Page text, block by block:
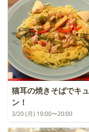
猫耳の焼きそばでキュ
ン！
3/20 (月) 19:00〜20:00